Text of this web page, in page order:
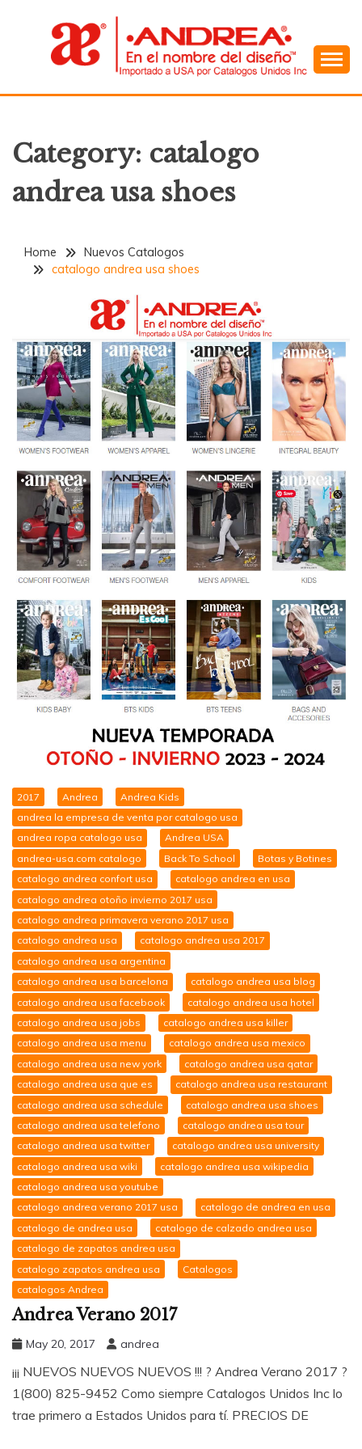
ANDREA
Category: catalogo
andrea usa shoes
Home
Nuevos Catalogos
catalogo andrea usa shoes
2017 Andrea
Andrea Kids
andrea la empresa de venta por catalogo usa
andrea ropa catalogo usa
Andrea USA
andrea-usa.com catalogo
Back To School
Botas y Botines
catalogo andrea confort usa
catalogo andrea en usa
catalogo andrea otoño invierno 2017 usa
catalogo andrea primavera verano 2017 usa
catalogo andrea usa
catalogo andrea usa 2017
catalogo andrea usa argentina
catalogo andrea usa barcelona
catalogo andrea usa blog
catalogo andrea usa facebook
catalogo andrea usa hotel
catalogo andrea usa jobs
catalogo andrea usa killer
catalogo andrea usa menu
catalogo andrea usa mexico
catalogo andrea usa new york
catalogo andrea usa qatar
catalogo andrea usa que es
catalogo andrea usa restaurant
catalogo andrea usa schedule
catalogo andrea usa shoes
catalogo andrea usa telefono
catalogo andrea usa tour
catalogo andrea usa twitter
catalogo andrea usa university
catalogo andrea usa wiki
catalogo andrea usa wikipedia
catalogo andrea usa youtube
catalogo andrea verano 2017 usa
catalogo de andrea en usa
catalogo de andrea usa
catalogo de calzado andrea usa
catalogo de zapatos andrea usa
catalogo zapatos andrea usa
Catalogos
catalogos Andrea
Andrea Verano 2017
May 20, 2017 andrea
¡¡¡ NUEVOS NUEVOS NUEVOS !!! ? Andrea Verano 2017 ?
1(800) 825-9452 Como siempre Catalogos Unidos Inc lo
trae primero a Estados Unidos para tí. PRECIOS DE